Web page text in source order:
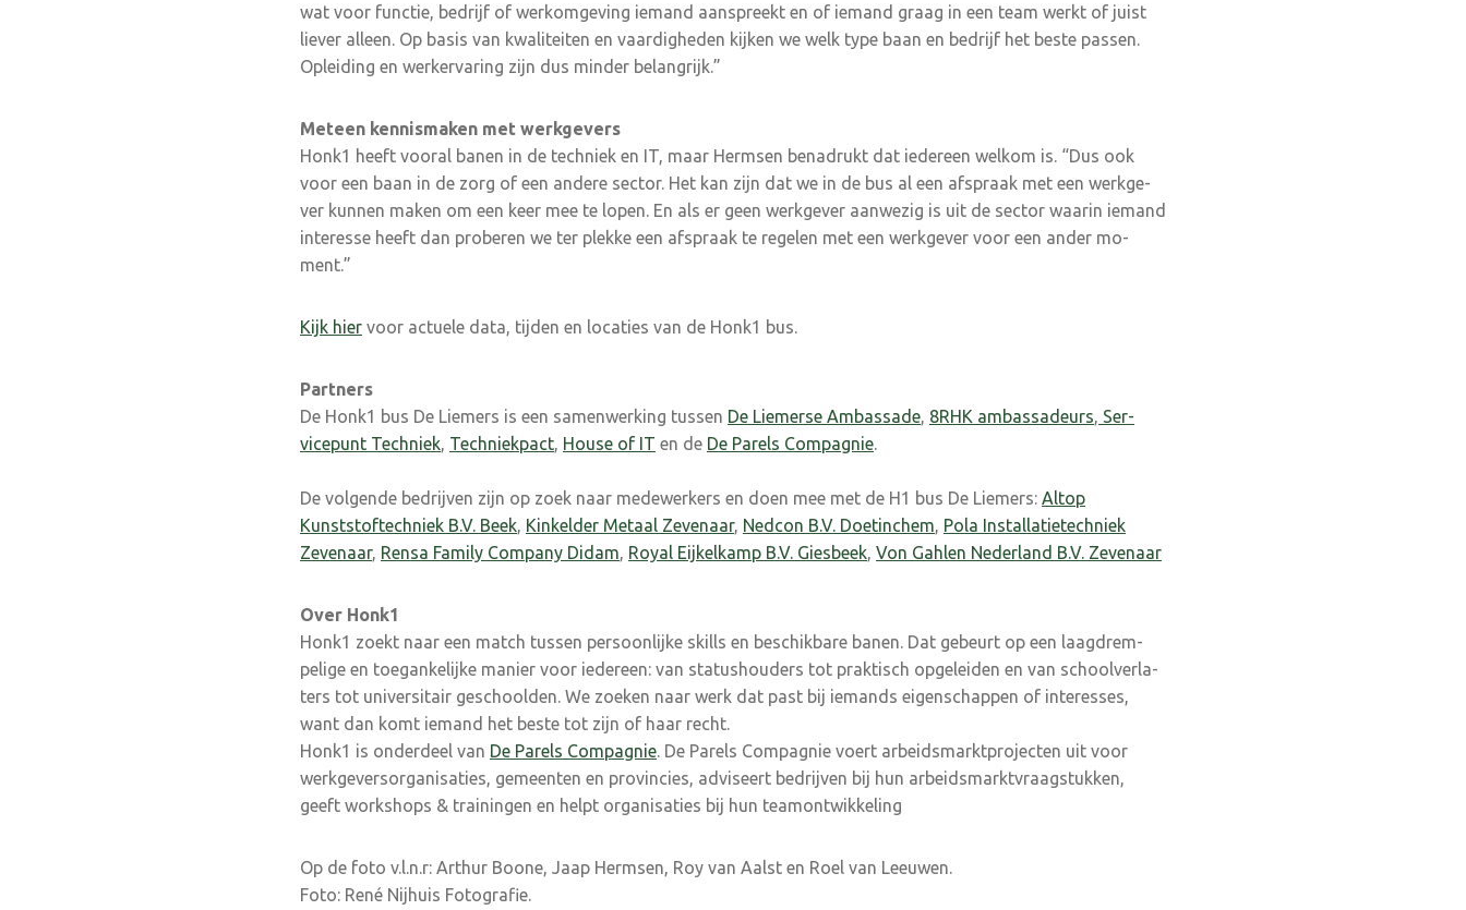
wat voor functie, bedrijf of werkomgeving iemand aanspreekt en of iemand graag in een team werkt of juist
liever alleen. Op basis van kwaliteiten en vaardigheden kijken we welk type baan en bedrijf het beste passen.
Opleiding en werkervaring zijn dus minder belangrijk.”
Meteen kennismaken met werkgevers
Honk1 heeft vooral banen in de techniek en IT, maar Hermsen bena­drukt dat iedereen welkom is. “Dus ook
voor een baan in de zorg of een an­dere sector. Het kan zijn dat we in de bus al een afspraak met een werkge­
ver kunnen maken om een keer mee te lopen. En als er geen werkgever aan­wezig is uit de sector waarin iemand
interesse heeft dan proberen we ter plekke een afspraak te regelen met een werkgever voor een ander mo­
ment.”
Kijk hier voor actuele data, tijden en lo­caties van de Honk1 bus.
Partners
De Honk1 bus De Liemers is een sa­menwerking tussen De Liemerse Am­bassade, 8RHK ambassadeurs, Ser­
vicepunt Techniek, Techniekpact, House of IT en de De Parels Compagnie.
De volgende bedrijven zijn op zoek naar medewerkers en doen mee met de H1 bus De Liemers: Altop
Kunststoftechniek B.V. Beek, Kinkelder Metaal Zevenaar, Nedcon B.V. Doetinchem, Pola Installatietechniek
Zevenaar, Rensa Family Company Didam, Royal Eijkelkamp B.V. Giesbeek, Von Gahlen Nederland B.V. Zeve­naar
Over Honk1
Honk1 zoekt naar een match tus­sen persoonlijke skills en beschikbare banen. Dat gebeurt op een laagdrem­
pelige en toegankelijke manier voor iedereen: van statushouders tot prak­tisch opgeleiden en van schoolverla­
ters tot universitair geschoolden. We zoeken naar werk dat past bij ie­mands eigenschappen of interesses,
want dan komt iemand het beste tot zijn of haar recht.
Honk1 is onderdeel van De Parels Compagnie. De Parels Compagnie voert arbeidsmarktprojecten uit voor
werkgeversorganisaties, gemeenten en provincies, adviseert bedrijven bij hun arbeidsmarktvraagstukken,
geeft workshops & trainingen en helpt organisaties bij hun teamont­wikkeling
Op de foto v.l.n.r: Arthur Boone, Jaap Hermsen, Roy van Aalst en Roel van Leeuwen.
Foto: René Nijhuis Fotografie.